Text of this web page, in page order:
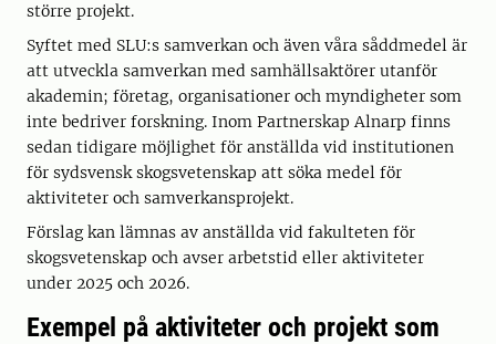
större projekt.
Syftet med SLU:s samverkan och även våra såddmedel är
att utveckla samverkan med samhällsaktörer utanför
akademin; företag, organisationer och myndigheter som
inte bedriver forskning. Inom Partnerskap Alnarp finns
sedan tidigare möjlighet för anställda vid institutionen
för sydsvensk skogsvetenskap att söka medel för
aktiviteter och samverkansprojekt.
Förslag kan lämnas av anställda vid fakulteten för
skogsvetenskap och avser arbetstid eller aktiviteter
under 2025 och 2026.
Exempel på aktiviteter och projekt som